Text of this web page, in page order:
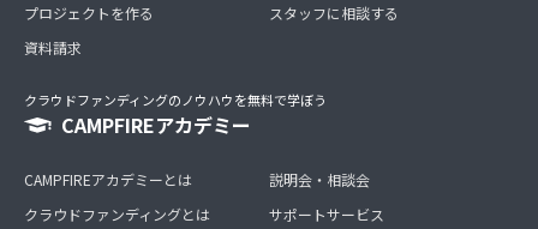
プロジェクトを作る
資料請求
スタッフに相談する
クラウドファンディングのノウハウを無料で学ぼう
CAMPFIREアカデミー
CAMPFIREアカデミーとは
クラウドファンディングとは
説明会・相談会
サポートサービス